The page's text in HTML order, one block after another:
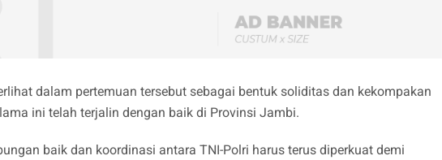
dalam pertemuan tersebut sebagai bentuk soliditas dan kekompakan
ini telah terjalin dengan baik di Provinsi Jambi.
baik dan koordinasi antara TNI-Polri harus terus diperkuat demi